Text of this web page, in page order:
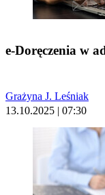
e-Doręczenia w
Grażyna J. Leśniak
13.10.2025 | 07:30